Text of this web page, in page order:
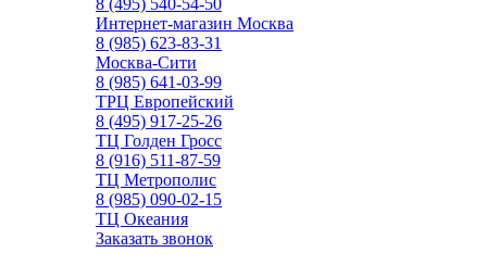
8 (495) 540-54-50
Интернет-магазин Москва
8 (985) 623-83-31
Москва-Сити
8 (985) 641-03-99
ТРЦ Европейский
8 (495) 917-25-26
ТЦ Голден Гросс
8 (916) 511-87-59
ТЦ Метрополис
8 (985) 090-02-15
ТЦ Океания
Заказать звонок